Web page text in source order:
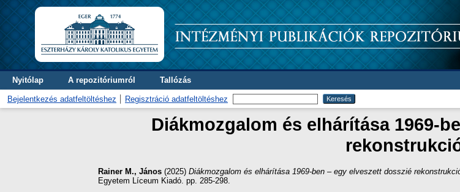
Nyitólap A repozitóriumról Tallózás
Bejelentkezés adatfeltöltéshez Regisztráció adatfeltöltéshez
Diákmozgalom és elhárítása 1969-
Rainer M., János (2025) Diákmozgalom és elhárítása 1969-ben – egy elveszett dosszié
Egyetem Líceum Kiadó. pp. 285-298.